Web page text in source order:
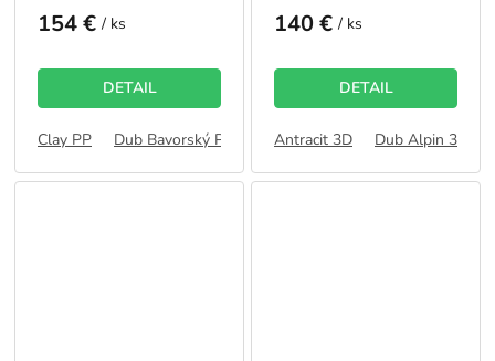
z
5
hviezdičiek.
154 € / ks
DETAIL
Clay PP Dub Bavorský PP Dub Latte PP Sivá PP Dub
z
5
hviezdičiek.
140 € / ks
DETAIL
Antracit 3D Dub Alpin 3D